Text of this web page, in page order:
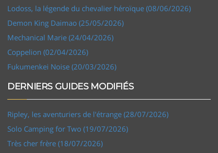
Lodoss, la légende du chevalier héroïque (08/06/2026)
Demon King Daimao (25/05/2026)
Mechanical Marie (24/04/2026)
Coppelion (02/04/2026)
Fukumenkei Noise (20/03/2026)
DERNIERS GUIDES MODIFIÉS
Ripley, les aventuriers de l'étrange (28/07/2026)
Solo Camping for Two (19/07/2026)
Très cher frère (18/07/2026)